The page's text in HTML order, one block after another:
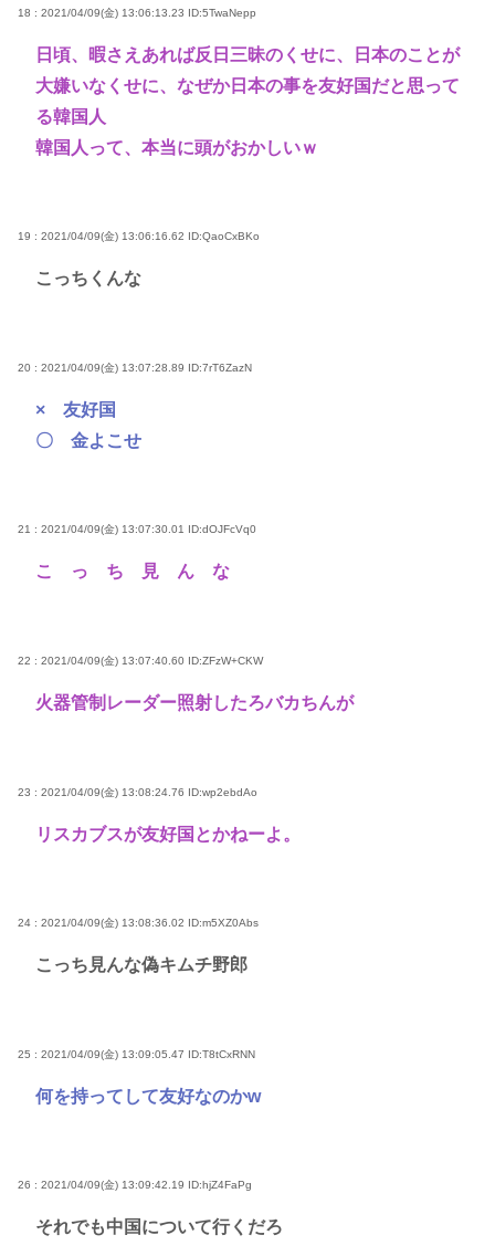
18 : 2021/04/09(金) 13:06:13.23 ID:5TwaNepp
日頃、暇さえあれば反日三昧のくせに、日本のことが
大嫌いなくせに、なぜか日本の事を友好国だと思って
る韓国人
韓国人って、本当に頭がおかしいｗ
19 : 2021/04/09(金) 13:06:16.62 ID:QaoCxBKo
こっちくんな
20 : 2021/04/09(金) 13:07:28.89 ID:7rT6ZazN
× 友好国
〇 金よこせ
21 : 2021/04/09(金) 13:07:30.01 ID:dOJFcVq0
こ っ ち 見 ん な
22 : 2021/04/09(金) 13:07:40.60 ID:ZFzW+CKW
火器管制レーダー照射したろバカちんが
23 : 2021/04/09(金) 13:08:24.76 ID:wp2ebdAo
リスカブスが友好国とかねーよ。
24 : 2021/04/09(金) 13:08:36.02 ID:m5XZ0Abs
こっち見んな偽キムチ野郎
25 : 2021/04/09(金) 13:09:05.47 ID:T8tCxRNN
何を持ってして友好なのかw
26 : 2021/04/09(金) 13:09:42.19 ID:hjZ4FaPg
それでも中国について行くだろ